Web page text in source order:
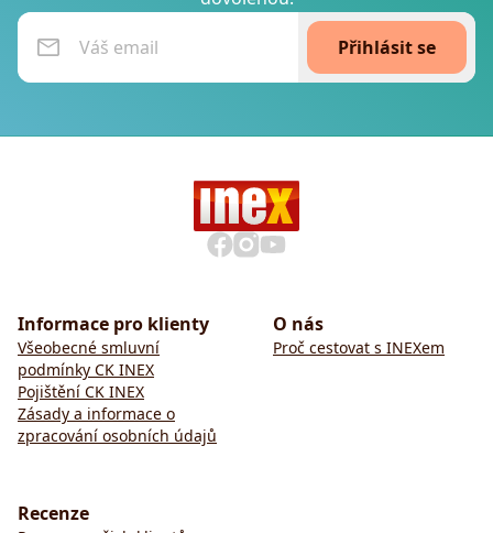
Přihlásit se
Informace pro klienty
Všeobecné smluvní
podmínky CK INEX
Pojištění CK INEX
Zásady a informace o
zpracování osobních údajů
O nás
Proč cestovat s INEXem
Recenze